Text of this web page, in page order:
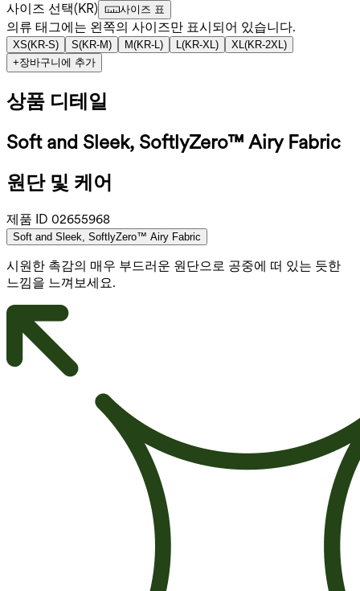
사이즈 선택(KR) 사이즈 표
의류 태그에는 왼쪽의 사이즈만 표시되어 있습니다.
XS(KR-S) S(KR-M) M(KR-L) L(KR-XL) XL(KR-2XL)
+장바구니에 추가
상품 디테일
Soft and Sleek, SoftlyZero™ Airy Fabric
원단 및 케어
제품 ID 02655968
Soft and Sleek, SoftlyZero™ Airy Fabric
시원한 촉감의 매우 부드러운 원단으로 공중에 떠 있는 듯한
느낌을 느껴보세요.